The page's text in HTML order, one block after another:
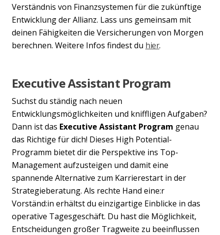
Verständnis von Finanzsystemen für die zukünftige
Entwicklung der Allianz. Lass uns gemeinsam mit
deinen Fähigkeiten die Versicherungen von Morgen
berechnen. Weitere Infos findest du hier.
Executive Assistant Program
Suchst du ständig nach neuen
Entwicklungsmöglichkeiten und kniffligen Aufgaben?
Dann ist das Executive Assistant Program genau
das Richtige für dich! Dieses High Potential-
Programm bietet dir die Perspektive ins Top-
Management aufzusteigen und damit eine
spannende Alternative zum Karrierestart in der
Strategieberatung. Als rechte Hand eine:r
Vorständ:in erhältst du einzigartige Einblicke in das
operative Tagesgeschäft. Du hast die Möglichkeit,
Entscheidungen großer Tragweite zu beeinflussen